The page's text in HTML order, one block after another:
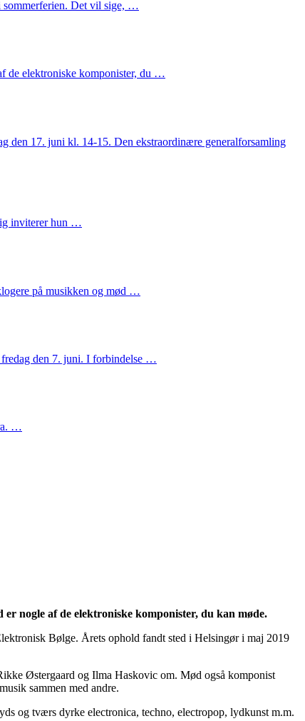
sommerferien. Det vil sige, …
de elektroniske komponister, du …
den 17. juni kl. 14-15. Den ekstraordinære generalforsamling
inviterer hun …
på musikken og mød …
den 7. juni. I forbindelse …
…
nogle af de elektroniske komponister, du kan møde.
Bølge. Årets ophold fandt sted i Helsingør i maj 2019
Østergaard og Ilma Haskovic om. Mød også komponist
sammen med andre.
og tværs dyrke electronica, techno, electropop, lydkunst m.m.